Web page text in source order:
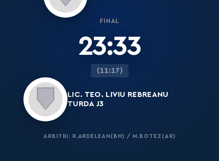
FINAL
23:33
(11:17)
LIC. TEO. LIVIU REBREANU
TURDA J3
ARBITRI: R.ARDELEAN(BH) / M.BOTEZ(AR)